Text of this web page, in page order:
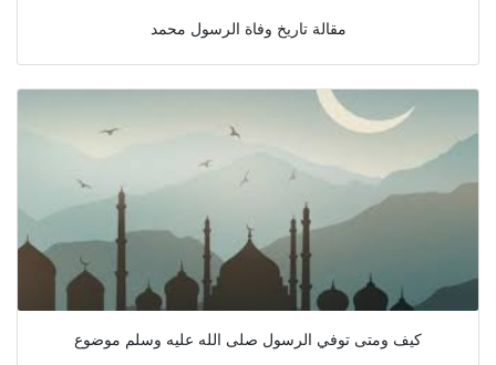
مقالة تاريخ وفاة الرسول محمد
كيف ومتى توفي الرسول صلى الله عليه وسلم موضوع